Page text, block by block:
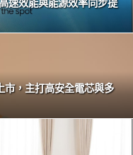
速效能與能源效率同步提
，主打高安全電芯與多